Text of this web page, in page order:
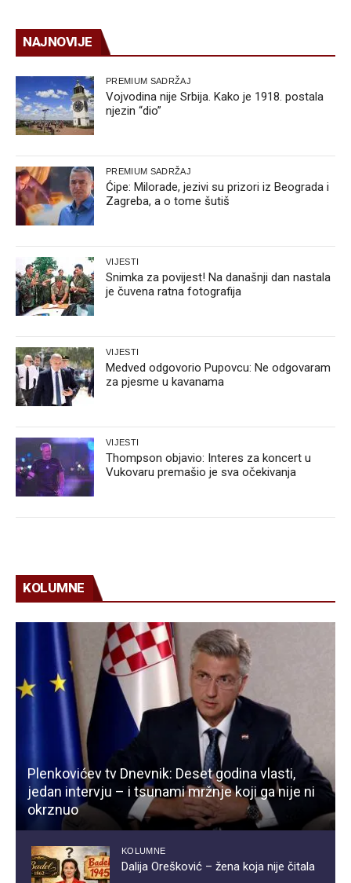
NAJNOVIJE
PREMIUM SADRŽAJ
Vojvodina nije Srbija. Kako je 1918. postala
njezin “dio”
PREMIUM SADRŽAJ
Ćipe: Milorade, jezivi su prizori iz Beograda i
Zagreba, a o tome šutiš
VIJESTI
Snimka za povijest! Na današnji dan nastala
je čuvena ratna fotografija
VIJESTI
Medved odgovorio Pupovcu: Ne odgovaram
za pjesme u kavanama
VIJESTI
Thompson objavio: Interes za koncert u
Vukovaru premašio je sva očekivanja
KOLUMNE
Plenkovićev tv Dnevnik: Deset godina vlasti,
jedan intervju – i tsunami mržnje koji ga nije ni
okrznuo
KOLUMNE
Dalija Orešković – žena koja nije čitala